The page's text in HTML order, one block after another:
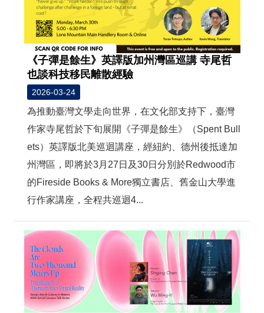
《子彈是餘生》英譯版加州灣區巡講 寺尾哲
也談科技移民離散經驗
2026-03-24
為推動臺灣文學走向世界，在文化部支持下，臺灣
作家寺尾哲於下旬展開《子彈是餘生》（Spent Bull
ets）英譯版北美巡迴講座，經紐約、德州後抵達加
州灣區，即將於3月27日及30日分別於Redwood市
的Fireside Books & More獨立書店、舊金山大學進
行作家講座，全程共巡迴4...